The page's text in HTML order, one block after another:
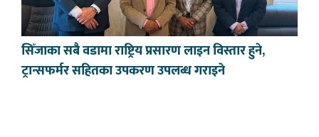
सिँजाका सबै वडामा राष्ट्रिय प्रसारण लाइन विस्तार हुने,
ट्रान्सफर्मर सहितका उपकरण उपलब्ध गराइने